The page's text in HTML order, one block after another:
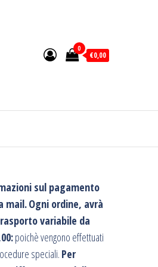
0
€0,00
sul pagamento
mail.Ogni ordine, avrà
variabile da
poichè vengono effettuati
speciali. Per